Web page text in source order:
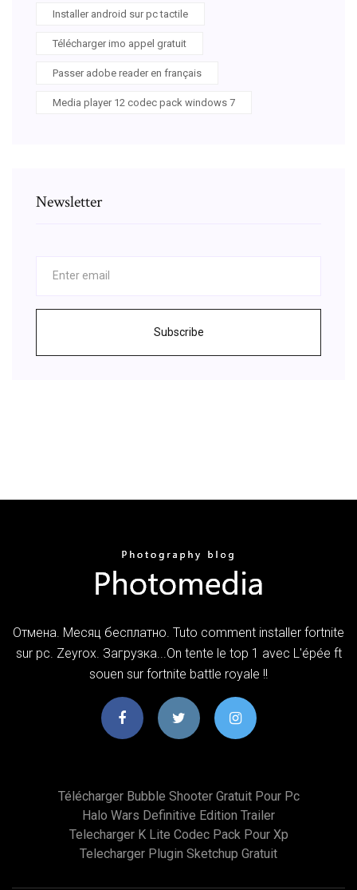
Installer android sur pc tactile
Télécharger imo appel gratuit
Passer adobe reader en français
Media player 12 codec pack windows 7
Newsletter
Subscribe
Отмена. Месяц бесплатно. Tuto comment installer fortnite
sur pc. Zeyrox. Загрузка...On tente le top 1 avec L'épée ft
souen sur fortnite battle royale !!
Télécharger Bubble Shooter Gratuit Pour Pc
Halo Wars Definitive Edition Trailer
Telecharger K Lite Codec Pack Pour Xp
Telecharger Plugin Sketchup Gratuit